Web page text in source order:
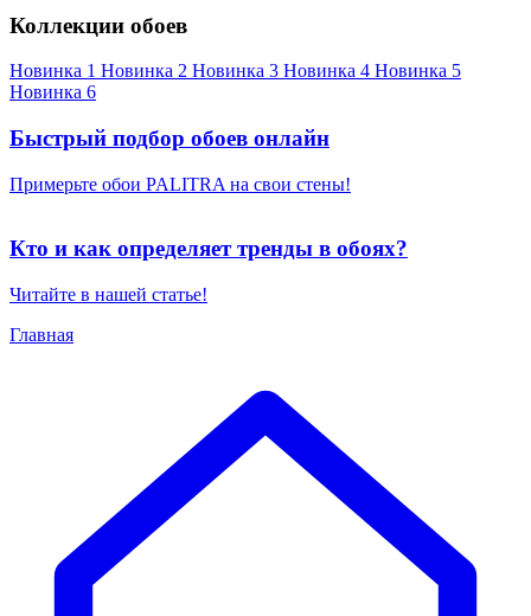
Коллекции обоев
Новинка 1 Новинка 2 Новинка 3 Новинка 4 Новинка 5
Новинка 6
Быстрый подбор обоев онлайн
Примерьте обои PALITRA на свои стены!
Кто и как определяет тренды в обоях?
Читайте в нашей статье!
Главная